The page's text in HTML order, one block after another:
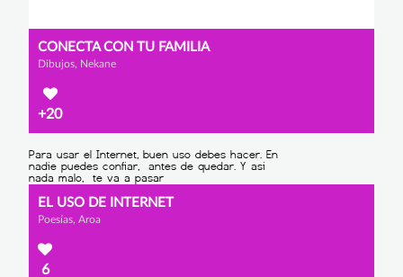
CONECTA CON TU FAMILIA
Dibujos, Nekane
+20
EL USO DE INTERNET
Poesías, Aroa
6